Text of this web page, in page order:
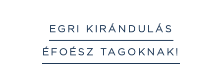
EGRI KIRÁNDULÁS
ÉFOÉSZ TAGOKNAK!